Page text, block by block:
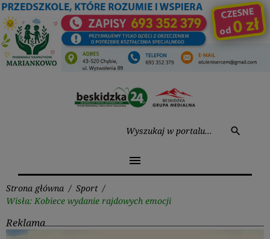
Przejdź
do
treści
search
menu
Strona główna / Sport /
Wisła: Kobiece wydanie rajdowych emocji
Reklama